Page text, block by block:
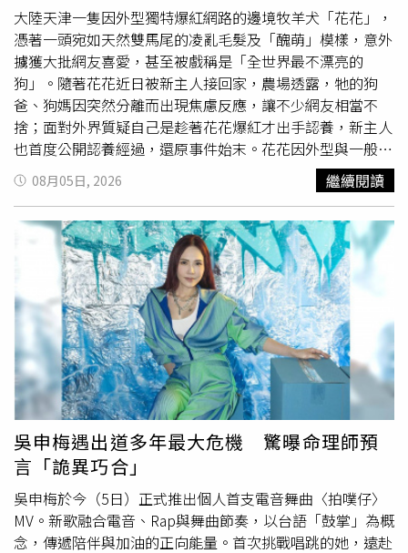
費。檢方認為，張麗善2024年6月29日訪日航班、住宿地
點、拜會地點等行程是非公開的秘密資訊，施亮言卻在
2024年6月12日傳送「0612調整_0629-0705縣長訪日群馬
縣預計行程.docx」的檔案給黃柏崴，將縣長行程轉給
「穆」姓主任，「穆」姓主任答應黃柏崴、施亮言去澳門玩
的機加酒費用可全部買單，兩人也確實在2024年7月23日到
26日期間前往會見「穆」姓主任。起訴指出，黃柏崴、王大
偉雖然坦承大部分犯行，但他們從2023年取得不法個資檔
案後，仍持續以各種手法壯大資料庫；黃柏崴、王大偉具有
電腦資訊專長，竟利用專長犯罪，長期持續蒐集國人個資、
任職資料及聯絡方式，檔案內容包含2300萬全體國民的個
資，主嫌與境外敵對勢力往來頻繁，境外敵對勢力可藉此掌
控所有國人的個資，嚴重侵蝕國家安全，黃柏崴更勾結徵信
社、交流並販售個資，完全無視法律，任意踐踏國人隱私，
犯行與單一個資非法蒐集或利用有天壤之別，對我國國民之
個資保護侵害甚深。檢察官批評黃柏崴與王大偉多次利用不
法個資，在網路上公開被害人身分證字號、住址、一親等個
人資料，或恣意利用上開檔案挑釁公權力，在社會上已造成
民眾惶恐不安，導致民眾深怕自己住家遭曝露或遭有心人士
跟蹤，犯行對公共秩序及社會安全影響甚鉅，若非遭偵辦聲
請羈押獲准，黃柏崴、王大偉顯然會反覆實施犯罪，守法意
識薄弱、惡性重大。北檢對黃柏崴違反個資法求刑5年以
上、行賄女警曾芃扉求刑3年，從事共諜外洩張麗善行程求
刑5年以上；對王大偉則求處4年以上有期徒刑。
Corporation表示，對於目前正在調查中的案件，將持續追
究到底；未來若發現新的侵權行為，也會立即採取提告等法
律手段。公司最後表示，對於任何嚴重損害G-Dragon名譽
及造成實際傷害的非法行為，將採取「零容忍原則」，不接
受無條件和解或姑息處理，並會透過民事與刑事途徑追究相
關人士責任。
大陸天津一隻因外型獨特爆紅網路的邊境牧羊犬「花花」，
憑著一頭宛如天然雙馬尾的凌亂毛髮及「醜萌」模樣，意外
擄獲大批網友喜愛，甚至被戲稱是「全世界最不漂亮的
狗」。隨著花花近日被新主人接回家，農場透露，牠的狗
爸、狗媽因突然分離而出現焦慮反應，讓不少網友相當不
捨；面對外界質疑自己是趁著花花爆紅才出手認養，新主人
也首度公開認養經過，還原事件始末。花花因外型與一般邊
境牧羊犬截然不同而爆紅，全網更封牠為「最不漂亮的
狗」，卻意外成為人氣網紅。綜合陸媒報導，花花目前約9
個月大，生活在天津一處農場，由一名70多歲、在農場工作
多年的老員工照顧。老人約5年前收養一對純種邊境牧羊
犬，之後繁育出一窩幼犬，其餘兄弟姊妹都外型標準、很快
找到新主人，唯獨花花因毛髮凌亂、長相特別，被附近居民
戲稱為「小丑」，一直留在農場陪伴狗爸、狗媽。花花全身
以米白色毛髮為主，夾雜黑色斑點，頭頂一撮黑毛自然向兩
側翹起，神似綁著雙馬尾。一名農場員工將牠的影片分享到
網路後迅速爆紅，「醜萌邊牧一家三口」也成為熱門話題，
短短一週吸引大量瀏覽，不少網友笑稱牠是「天下倒數第一
漂亮的狗」，也有人認為正因為與眾不同，才讓牠格外有魅
力。農場經營者表示，花花爆紅前，就有一名在附近工作的
女子前往認養，並支付訂金，雙方原本約定先讓花花留在老
員工家中寄養，等新主人安頓好住處後再接回家。然而花花
意外走紅後，老員工一度因捨不得而反悔出售，最後經雙方
協調，花花仍於8月3日正式入住新家。不過，花花離開後，
狗爸爸、狗媽媽因從小與牠形影不離，突然分開後出現明顯
08月05日, 2026 繼續閱讀
吳申梅遇出道多年最大危機 驚曝命理師預
言「詭異巧合」
吳申梅於今（5日）正式推出個人首支電音舞曲〈拍噗仔〉
MV。新歌融合電音、Rap與舞曲節奏，以台語「鼓掌」為概
念，傳遞陪伴與加油的正向能量。首次挑戰唱跳的她，遠赴